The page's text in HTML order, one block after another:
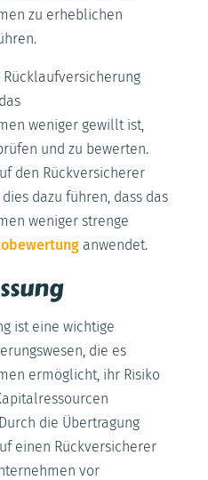
zu erheblichen
weniger gewillt ist,
und zu bewerten.
den Rückversicherer
dazu führen, dass das
weniger strenge
anwendet.
ist eine wichtige
die es
ermöglicht, ihr Risiko
die Übertragung
einen Rückversicherer
vor